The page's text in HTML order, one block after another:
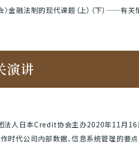
〉金融法制的现代课题（上）（下）——有
演讲
法人日本Credit协会主办2020年11月16
作时代公司内部数据、信息系统管理的